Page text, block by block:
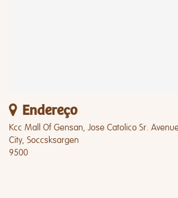
Endereço
Kcc Mall Of Gensan, Jose Catolico Sr.
City, Soccsksargen
9500